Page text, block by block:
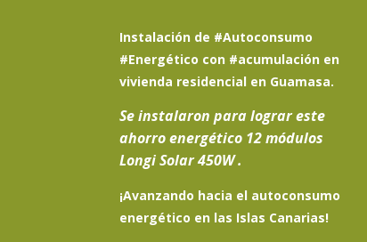
Instalación de #Autoconsumo
#Energético con #acumulación en
vivienda residencial en Guamasa.
Se instalaron para lograr este
ahorro energético 12 módulos
Longi Solar450W .
¡Avanzando hacia el autoconsumo
energético en las Islas Canarias!